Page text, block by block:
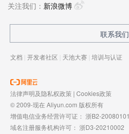
关注我们： 新浪微博
联系我们
文档 | 开发者社区 | 天池大赛 | 培训与认证
法律声明及隐私权政策 | Cookies政策
© 2009-现在 Aliyun.com 版权所有
增值电信业务经营许可证： 浙B2-20080101
域名注册服务机构许可： 浙D3-20210002